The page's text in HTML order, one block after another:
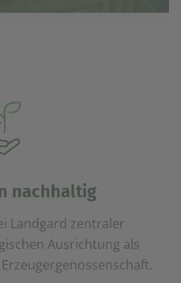
nachhaltig
Landgard zentraler
Ausrichtung als